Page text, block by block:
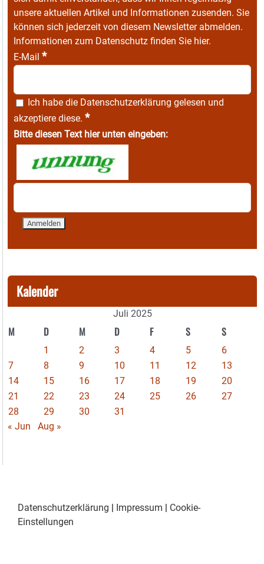
unsere aktuellen Artikel und Informationen zusenden. Sie
können sich jederzeit von diesem Newsletter abmelden.
Informationen zum Datenschutz finden Sie hier.
E-Mail *
Ich habe die Datenschutzerklärung gelesen und
akzeptiere diese. *
Bitte diesen Text hier unten eingeben:
Kalender
Juli 2025
M D M D F S S
1 2 3 4 5
6
7
8 9 10 11 12
13
14
15 16 17 18 19
20
21
22 23 24 25 26
27
28
29 30
31
« Jun
Aug »
Datenschutzerklärung | Impressum | Cookie-
Einstellungen